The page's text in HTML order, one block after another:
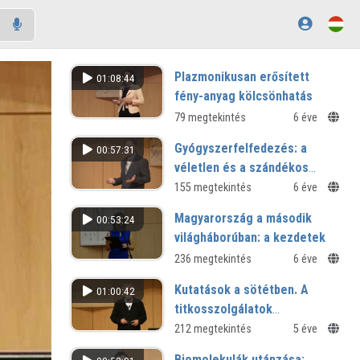
01:08:44
Plazmonikusan erősített
fény-anyag kölcsönhatás
79 megtekintés 6 éve
00:57:31
Gyógyszerfelfedezés: a
véletlen és a szándékos
tervezés szerepe
155 megtekintés 6 éve
00:53:24
Magyarország a második
világháborúban: a kezdetek
236 megtekintés 6 éve
01:00:42
Kutatások a sötétben. A
titkosszolgálatok
vizsgálatának módszertani
212 megtekintés 5 éve